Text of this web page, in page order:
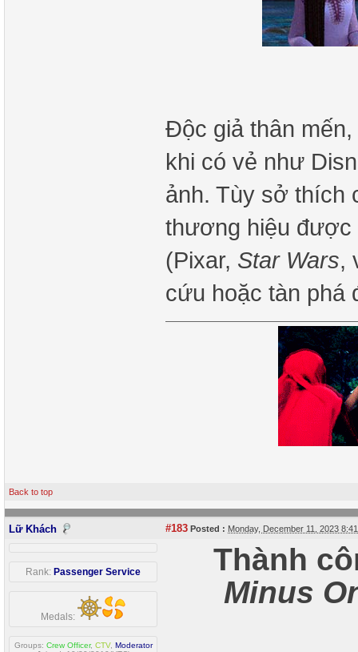
Độc giả thân
khi có vẻ như
ảnh. Tùy sở thích
thương hiệu được
(Pixar, Star Wars,
cứu hoặc tàn phá
Back to top
Lữ Khách #183 Posted : Monday, December 11, 2023
Rank: Passenger Service
Medals:
Groups: Crew Officer, CTV, Moderator
Thành
Minus